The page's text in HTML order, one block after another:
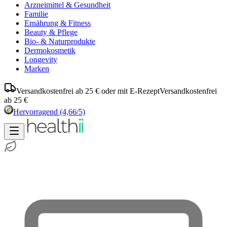
Arzneimittel & Gesundheit
Familie
Ernährung & Fitness
Beauty & Pflege
Bio- & Naturprodukte
Dermokosmetik
Longevity
Marken
Versandkostenfrei ab 25 € oder mit E-RezeptVersandkostenfrei
ab 25 €
Hervorragend (4,66/5)